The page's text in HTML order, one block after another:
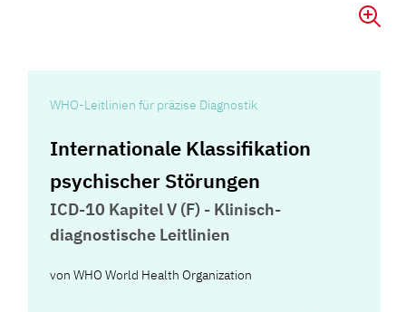
WHO-Leitlinien für präzise Diagnostik
Internationale Klassifikation
psychischer Störungen
ICD-10 Kapitel V (F) - Klinisch-
diagnostische Leitlinien
vonWHO World Health Organization